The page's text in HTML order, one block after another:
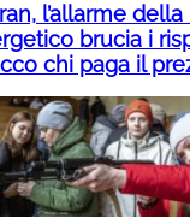
l’allarme della
brucia i
chi paga il